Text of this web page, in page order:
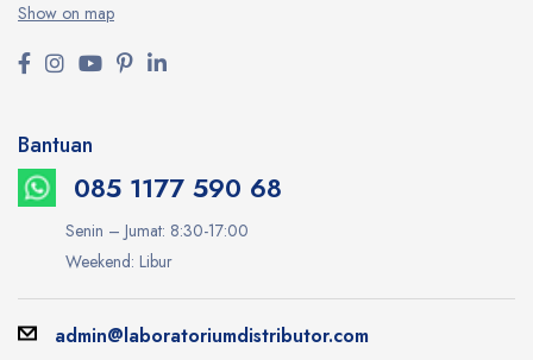
Show on map
Bantuan
085 1177 590 68
Senin – Jumat: 8:30-17:00
Weekend: Libur
admin@laboratoriumdistributor.com